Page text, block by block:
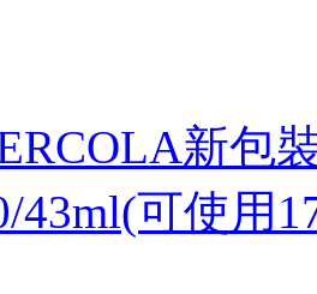
新包
43ml(可使用